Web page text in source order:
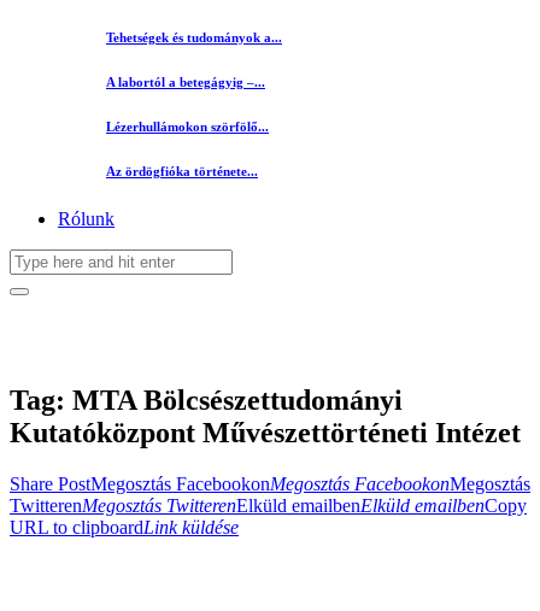
Tehetségek és tudományok a...
A labortól a betegágyig –...
Lézerhullámokon szörfölő...
Az ördögfióka története...
Rólunk
Tag: MTA Bölcsészettudományi
Kutatóközpont Művészettörténeti Intézet
Share PostMegosztás FacebookonMegosztás FacebookonMegosztás
TwitterenMegosztás TwitterenElküld emailbenElküld emailbenCopy
URL to clipboardLink küldése